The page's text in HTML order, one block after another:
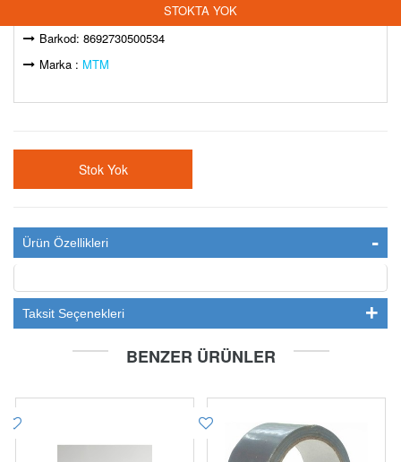
STOKTA YOK
Model Kodu: STK-000018464
Barkod: 8692730500534
Marka : MTM
Stok Yok
Ürün Özellikleri
Taksit Seçenekleri
BENZER ÜRÜNLER